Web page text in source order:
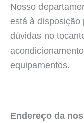
Nosso
está à disposição
dúvidas no
equipamentos.
Endereço da